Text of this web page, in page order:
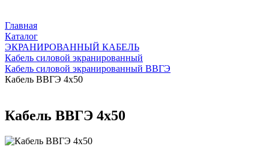
Главная
Каталог
ЭКРАНИРОВАННЫЙ КАБЕЛЬ
Кабель силовой экранированный
Кабель силовой экранированный ВВГЭ
Кабель ВВГЭ 4х50
Кабель ВВГЭ 4х50